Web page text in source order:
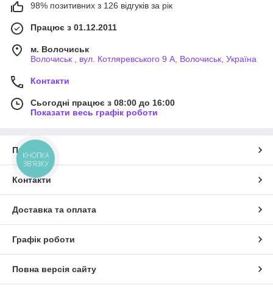
98% позитивних з 126 відгуків за рік
Працює з 01.12.2011
м. Волочиськ
Волочиськ , вул. Котляревського 9 А, Волочиськ, Україна
Контакти
Сьогодні працює з 08:00 до 16:00
Показати весь графік роботи
Про нас
Контакти
Доставка та оплата
Графік роботи
Повна версія сайту
КНОПКА
ЗВ'ЯЗКУ